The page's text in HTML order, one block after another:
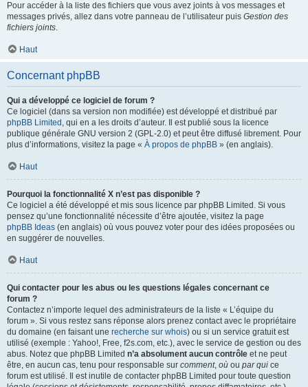
Pour accéder à la liste des fichiers que vous avez joints à vos messages et
messages privés, allez dans votre panneau de l’utilisateur puis Gestion des
fichiers joints.
Haut
Concernant phpBB
Qui a développé ce logiciel de forum ?
Ce logiciel (dans sa version non modifiée) est développé et distribué par
phpBB Limited , qui en a les droits d’auteur. Il est publié sous la licence
publique générale GNU version 2 (GPL-2.0) et peut être diffusé librement. Pour
plus d’informations, visitez la page « À propos de phpBB » (en anglais).
Haut
Pourquoi la fonctionnalité X n’est pas disponible ?
Ce logiciel a été développé et mis sous licence par phpBB Limited. Si vous
pensez qu’une fonctionnalité nécessite d’être ajoutée, visitez la page
phpBB Ideas (en anglais) où vous pouvez voter pour des idées proposées ou
en suggérer de nouvelles.
Haut
Qui contacter pour les abus ou les questions légales concernant ce
forum ?
Contactez n’importe lequel des administrateurs de la liste « L’équipe du
forum ». Si vous restez sans réponse alors prenez contact avec le propriétaire
du domaine (en faisant une recherche sur whois) ou si un service gratuit est
utilisé (exemple : Yahoo!, Free, f2s.com, etc.), avec le service de gestion ou des
abus. Notez que phpBB Limited n’a absolument aucun contrôle et ne peut
être, en aucun cas, tenu pour responsable sur comment, où ou par qui ce
forum est utilisé. Il est inutile de contacter phpBB Limited pour toute question